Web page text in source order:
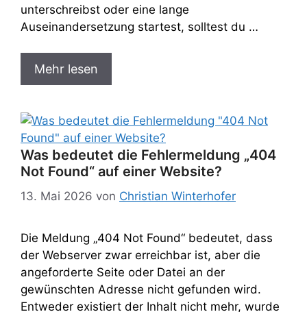
unterschreibst oder eine lange
Auseinandersetzung startest, solltest du …
Mehr lesen
Was bedeutet die Fehlermeldung „404
Not Found“ auf einer Website?​
13. Mai 2026 von Christian Winterhofer
Die Meldung „404 Not Found“ bedeutet, dass
der Webserver zwar erreichbar ist, aber die
angeforderte Seite oder Datei an der
gewünschten Adresse nicht gefunden wird.
Entweder existiert der Inhalt nicht mehr, wurde